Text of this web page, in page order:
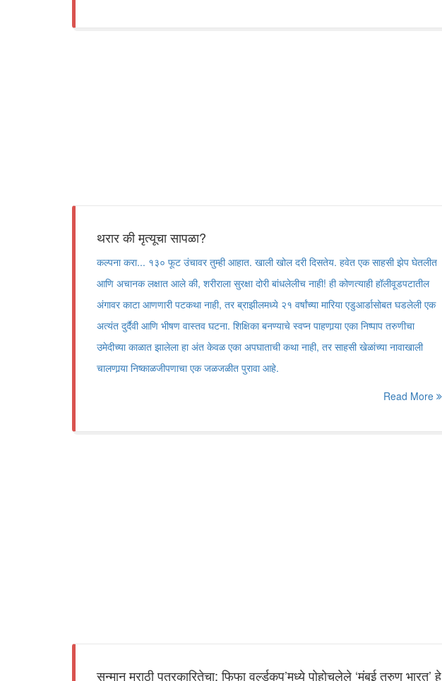
थरार की मृत्यूचा सापळा?
कल्पना करा... १३० फूट उंचावर तुम्ही आहात. खाली खोल दरी दिसतेय. हवेत एक साहसी झेप घेतलीत
आणि अचानक लक्षात आले की, शरीराला सुरक्षा दोरी बांधलेलीच नाही! ही कोणत्याही हॉलीवूडपटातील
अंगावर काटा आणणारी पटकथा नाही, तर ब्राझीलमध्ये २१ वर्षांच्या मारिया एडुआर्डासोबत घडलेली एक
अत्यंत दुर्दैवी आणि भीषण वास्तव घटना. शिक्षिका बनण्याचे स्वप्न पाहणार्‍या एका निष्पाप तरुणीचा
उमेदीच्या काळात झालेला हा अंत केवळ एका अपघाताची कथा नाही, तर साहसी खेळांच्या नावाखाली
चालणार्‍या निष्काळजीपणाचा एक जळजळीत पुरावा आहे.
Read More
सन्मान मराठी पत्रकारितेचा; फिफा वर्ल्डकप’मध्ये पोहोचलेले ‘मुंबई तरुण भारत’ हे